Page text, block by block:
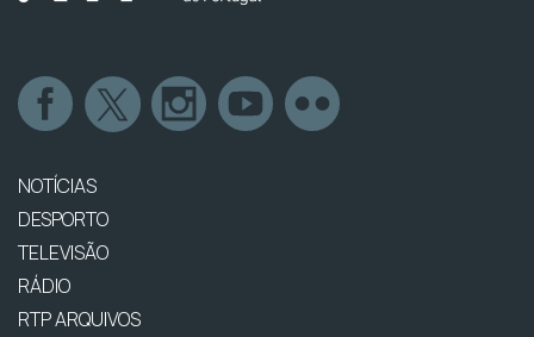
NOTÍCIAS
DESPORTO
TELEVISÃO
RÁDIO
RTP ARQUIVOS